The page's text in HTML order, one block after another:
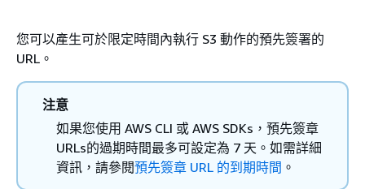
您可以產生可於限定時間內執行 S3 動作的預先簽署的
URL。
注意
如果您使用 AWS CLI 或 AWS SDKs，預先簽章
URLs的過期時間最多可設定為 7 天。如需詳細
資訊，請參閱預先簽章 URL 的到期時間 。